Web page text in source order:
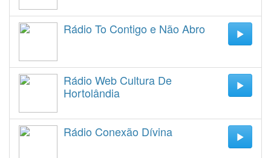
Rádio To Contigo e Não Abro
Rádio Web Cultura De
Hortolândia
Rádio Conexão Dívina